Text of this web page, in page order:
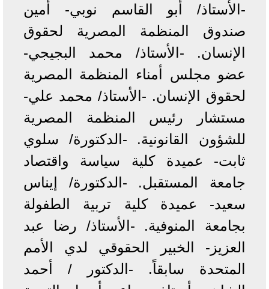
-الأستاذ/ أبو القاسم نوبي- أمين
صندوق المنظمة المصرية لحقوق
الإنسان. -الأستاذ/ محمد البجيجي-
عضو مجلس أمناء المنظمة المصرية
لحقوق الإنسان. -الأستاذ/ محمد علي-
مستشار رئيس المنظمة المصرية
للشؤون القانونية. -الدكتورة/ سلوي
ثابت- عميدة كلية سياسة واقتصاد
جامعة المستقبل. -الدكتورة/ إيناس
سعيد- عميدة كلية تربية الطفولة
بجامعة المنوفية. -الأستاذ/ رضا عبد
العزيز- الخبير الحقوقي لدي الأمم
المتحدة سابقاً. -الدكتور / أحمد